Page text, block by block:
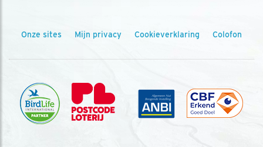
Onze sites Mijn privacy Cookieverklaring Colofon